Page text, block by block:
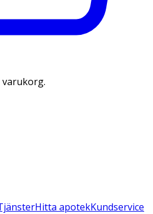
Hitta apotekKundservice